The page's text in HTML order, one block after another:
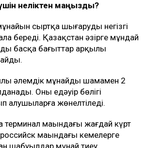
неліктен маңызды?
сыртқа шығарудың негізгі
береді. Қазақстан әзірге мұндай
басқа бағыттар арқылы
әлемдік мұнайдың шамамен 2
Оның едәуір бөлігі
алушыларға жөнелтіледі.
терминал маңындағы жағдай күрт
маңындағы кемелерге